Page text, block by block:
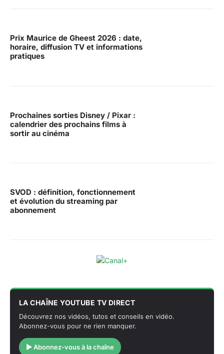
Prix Maurice de Gheest 2026 : date,
horaire, diffusion TV et informations
pratiques
Prochaines sorties Disney / Pixar :
calendrier des prochains films à
sortir au cinéma
SVOD : définition, fonctionnement
et évolution du streaming par
abonnement
LA CHAÎNE YOUTUBE TV DIRECT
Découvrez nos vidéos, tutos et conseils en vidéo.
Abonnez-vous pour ne rien manquer.
▶ Abonnez-vous à la chaîne